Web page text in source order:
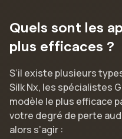
Quels sont les
plus efficaces ?
S’il existe plusieurs
Silk Nx, les spécialistes
modèle le plus efficace
votre degré de perte
alors s’agir :